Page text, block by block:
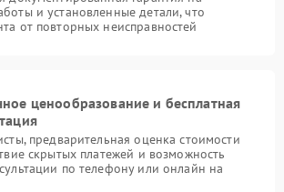
и установленные детали, что
от повторных неисправностей
ценообразование и бесплатная
предварительная оценка стоимости
скрытых платежей и возможность
по телефону или онлайн на